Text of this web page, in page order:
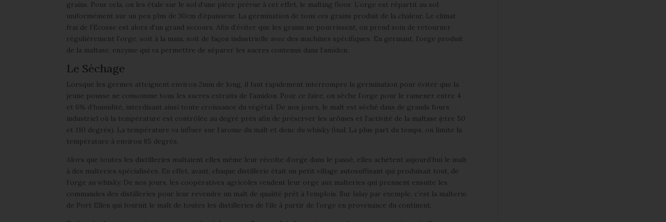
grains. Pour cela, on les étale sur le sol d’une pièce prévue à cet effet, le malting floor. L’orge est répartit au sol
uniformément sur un peu plus de 30cm d’épaisseur. La germination de tous ces grains produit de la chaleur. Le climat
frai de l’Ecosse est alors d’un grand secours. Afin d’éviter que les grains ne pourrissent, on prend soin de retourner
régulièrement l’orge, soit à la main, soit de façon industrielle avec des machines spécifiques. En germant, l’orge produit
de la maltase, enzyme qui va permettre de séparer les sucres contenus dans l’amidon.
Le Séchage
Lorsque les germes atteignent environ 2mm de long, il faut rapidement interrompre la germination pour éviter que la
jeune pousse ne consomme tous les sucres extraits de l’amidon. Pour ce faire, on sèche l’orge pour le ramener entre 4
et 6% d’humidité, interdisant ainsi toute croissance du végétal. De nos jours, le malt est séché dans de grands fours
industriel où la température est contrôlée au degré près afin de préserver les arômes et l’activité de la maltase (etre 50
et 110 degrés). La température va influer sur l’arome du malt et donc du whisky final. La plus part du temps, on limite la
température à environ 85 degrés.
Alors que toutes les distilleries maltaient elles même leur récolte d’orge dans le passé, elles achètent aujourd’hui le malt
à des malteries spécialisées. En effet, avant, chaque distillerie était un petit village autosuffisant qui produisait tout, de
l’orge au whisky. De nos jours, les coopératives agricoles vendent leur orge aux malteries qui prennent ensuite les
commandes des distilleries pour leur revendre un malt de qualité prêt à l’emplois. Sur Islay par exemple, c’est la malterie
de Port Ellen qui fournit le malt de toutes les distilleries de l’ile à partir de l’orge en provenance du continent.